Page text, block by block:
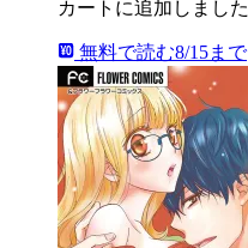
カートに追加しました
無料で読む8/15まで